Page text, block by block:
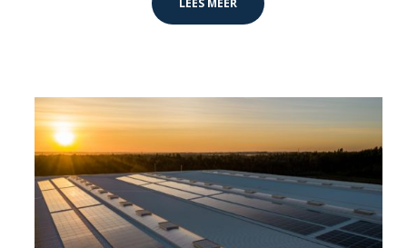
LEES MEER